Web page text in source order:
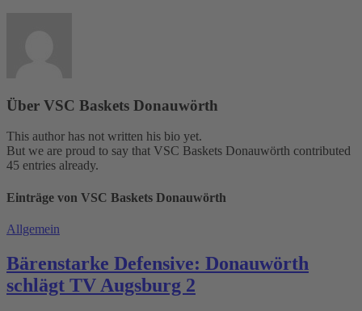
Über VSC Baskets Donauwörth
This author has not written his bio yet.
But we are proud to say that VSC Baskets Donauwörth contributed
45 entries already.
Einträge von VSC Baskets Donauwörth
Allgemein
Bärenstarke Defensive: Donauwörth
schlägt TV Augsburg 2